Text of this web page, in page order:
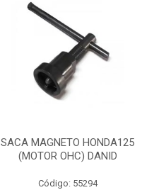
SACA MAGNETO HONDA125
(MOTOR OHC) DANID
Código: 55294